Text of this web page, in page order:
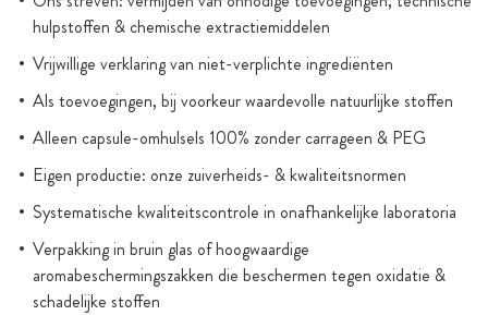
hulpstoffen & chemische extractiemiddelen
Vrijwillige verklaring van niet-verplichte ingrediënten
Als toevoegingen, bij voorkeur waardevolle natuurlijke stoffen
Alleen capsule-omhulsels 100% zonder carrageen & PEG
Eigen productie: onze zuiverheids- & kwaliteitsnormen
Systematische kwaliteitscontrole in onafhankelijke laboratoria
Verpakking in bruin glas of hoogwaardige
aromabeschermingszakken die beschermen tegen oxidatie &
schadelijke stoffen